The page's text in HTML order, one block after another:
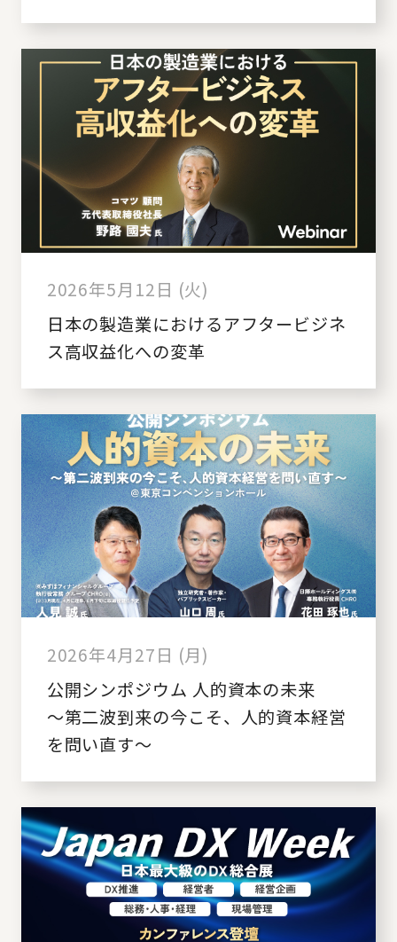
2026年5月12日 (火)
日本の製造業におけるアフタービジネ
ス高収益化への変革
2026年4月27日 (月)
公開シンポジウム 人的資本の未来
～第二波到来の今こそ、人的資本経営
を問い直す～